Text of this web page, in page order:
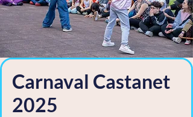
Carnaval Castanet
2025